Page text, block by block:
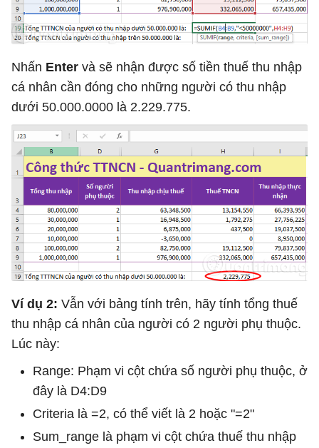
Nhấn Enter và sẽ nhận được số tiền thuế thu nhập
cá nhân cần đóng cho những người có thu nhập
dưới 50.000.0000 là 2.229.775.
Ví dụ 2: Vẫn với bảng tính trên, hãy tính tổng thuế
thu nhập cá nhân của người có 2 người phụ thuộc.
Lúc này:
Range: Phạm vi cột chứa số người phụ thuộc, ở
đây là D4:D9
Criteria là =2, có thể viết là 2 hoặc "=2"
Sum_range là phạm vi cột chứa thuế thu nhập